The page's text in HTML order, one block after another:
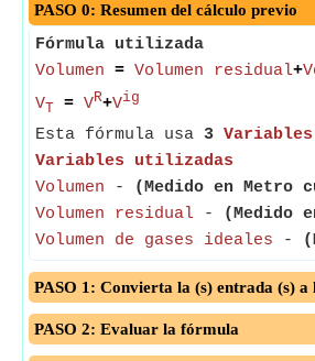
PASO 0: Resumen del cálculo previo
Fórmula utilizada
Volumen = Volumen residual+
V T = VR+Vig
Esta fórmula usa 3 Variables
Variables utilizadas
Volumen - (Medido en Metro
Volumen residual - (Medido
Volumen de gases ideales -
PASO 1: Convierta la (s) entrada (s) a
PASO 2: Evaluar la fórmula